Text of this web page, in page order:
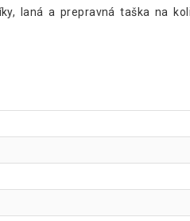
laná a prepravná taška na